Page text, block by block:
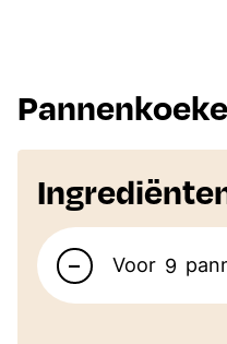
Aantal personen
– Voor